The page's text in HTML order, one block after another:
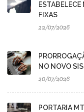
FIXAS
22/07/2026
NO NOVO
20/07/2026
PORTARIA